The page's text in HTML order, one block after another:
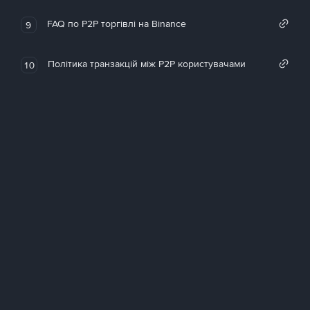
9 FAQ по P2P торгівлі на Binance
10 Політика транзакцій між P2P користувачами